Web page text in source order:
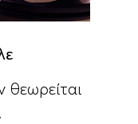
θεωρείται